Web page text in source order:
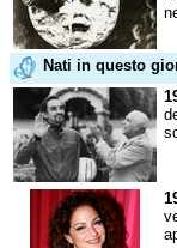
Nati in questo